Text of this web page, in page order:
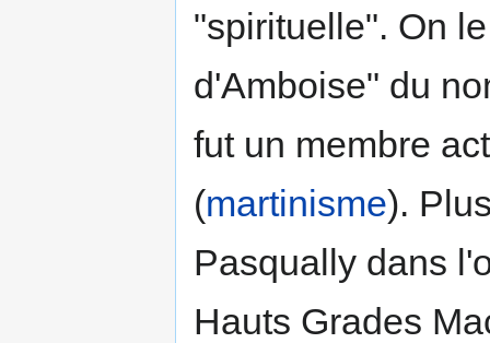
"spirituelle". On
d'Amboise" du
fut un membre
(martinisme).
Pasqually dans
Hauts Grades